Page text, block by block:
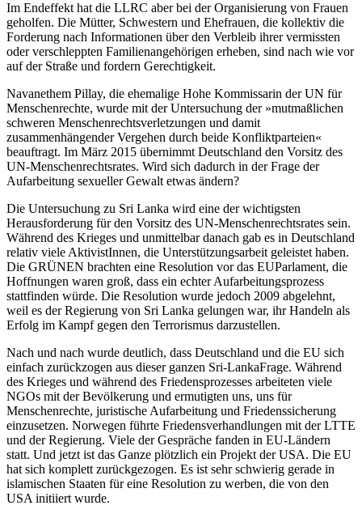
Im Endeffekt hat die LLRC aber bei der Organisierung von Frauen
geholfen. Die Mütter, Schwestern und Ehefrauen, die kollektiv die
Forderung nach Informationen über den Verbleib ihrer vermissten
oder verschleppten Familienangehörigen erheben, sind nach wie vor
auf der Straße und fordern Gerechtigkeit.
Navanethem Pillay, die ehemalige Hohe Kommissarin der UN für
Menschenrechte, wurde mit der Untersuchung der »mutmaßlichen
schweren Menschenrechtsverletzungen und damit
zusammenhängender Vergehen durch beide Konfliktparteien«
beauftragt. Im März 2015 übernimmt Deutschland den Vorsitz des
UN-Menschenrechtsrates. Wird sich dadurch in der Frage der
Aufarbeitung sexueller Gewalt etwas ändern?
Die Untersuchung zu Sri Lanka wird eine der wichtigsten
Herausforderung für den Vorsitz des UN-Menschenrechtsrates sein.
Während des Krieges und unmittelbar danach gab es in Deutschland
relativ viele AktivistInnen, die Unterstützungsarbeit geleistet haben.
Die GRÜNEN brachten eine Resolution vor das EUParlament, die
Hoffnungen waren groß, dass ein echter Aufarbeitungsprozess
stattfinden würde. Die Resolution wurde jedoch 2009 abgelehnt,
weil es der Regierung von Sri Lanka gelungen war, ihr Handeln als
Erfolg im Kampf gegen den Terrorismus darzustellen.
Nach und nach wurde deutlich, dass Deutschland und die EU sich
einfach zurückzogen aus dieser ganzen Sri-LankaFrage. Während
des Krieges und während des Friedensprozesses arbeiteten viele
NGOs mit der Bevölkerung und ermutigten uns, uns für
Menschenrechte, juristische Aufarbeitung und Friedenssicherung
einzusetzen. Norwegen führte Friedensverhandlungen mit der LTTE
und der Regierung. Viele der Gespräche fanden in EU-Ländern
statt. Und jetzt ist das Ganze plötzlich ein Projekt der USA. Die EU
hat sich komplett zurückgezogen. Es ist sehr schwierig gerade in
islamischen Staaten für eine Resolution zu werben, die von den
USA initiiert wurde.